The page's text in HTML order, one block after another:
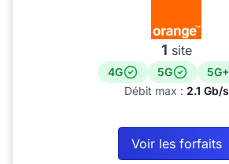
1 site
4G 5G
5G+
Débit max : 2.1 Gb/s
Voir les forfaits